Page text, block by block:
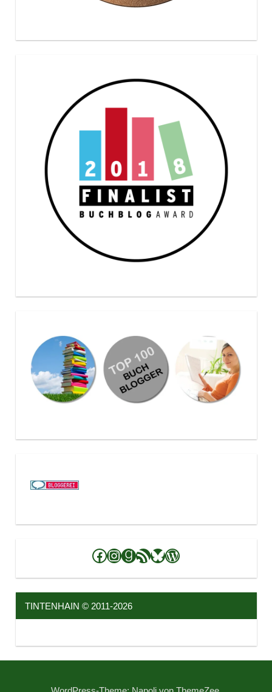
Facebook
Instagram
Goodreads
RSS-Feed
Bluesky
WordPress
TINTENHAIN © 2011-2026